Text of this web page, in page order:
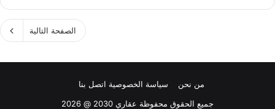
الصفحة التالية
من نحن سياسة الخصوصية اتصل بنا
جميع الحقوق محفوظة عقاري 2030 @ 2026